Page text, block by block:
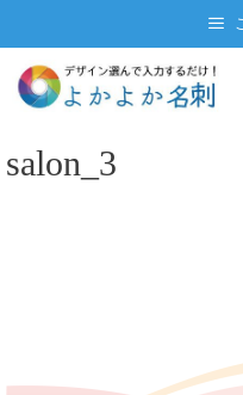
ン
へsalon_3